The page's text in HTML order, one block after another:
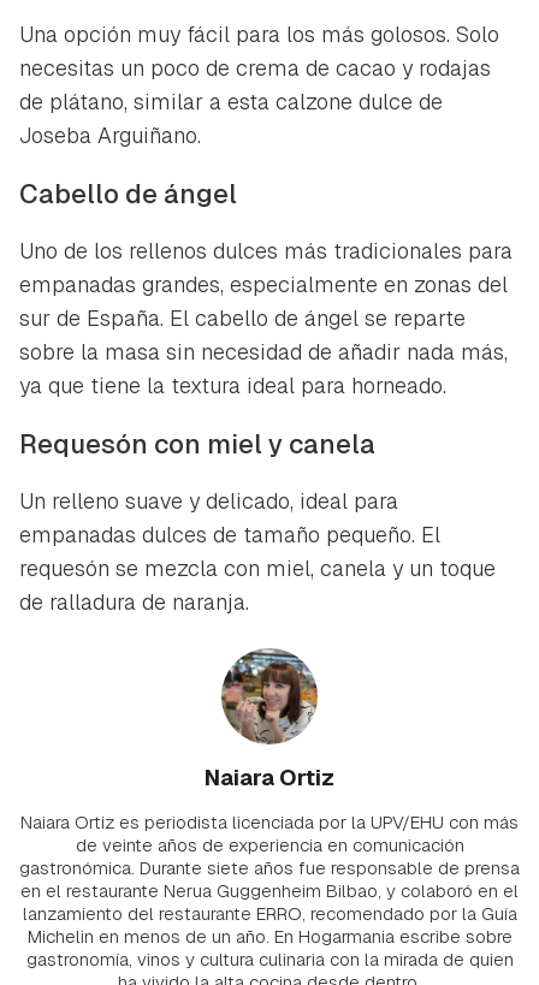
Una opción muy fácil para los más golosos. Solo
necesitas un poco de crema de cacao y rodajas
de plátano, similar a esta calzone dulce de
Joseba Arguiñano.
Cabello de ángel
Uno de los rellenos dulces más tradicionales para
empanadas grandes, especialmente en zonas del
sur de España. El cabello de ángel se reparte
sobre la masa sin necesidad de añadir nada más,
ya que tiene la textura ideal para horneado.
Requesón con miel y canela
Un relleno suave y delicado, ideal para
empanadas dulces de tamaño pequeño. El
requesón se mezcla con miel, canela y un toque
de ralladura de naranja.
Naiara Ortiz
Naiara Ortiz es periodista licenciada por la UPV/EHU con más
de veinte años de experiencia en comunicación
gastronómica. Durante siete años fue responsable de prensa
en el restaurante Nerua Guggenheim Bilbao, y colaboró en el
lanzamiento del restaurante ERRO, recomendado por la Guía
Michelin en menos de un año. En Hogarmania escribe sobre
gastronomía, vinos y cultura culinaria con la mirada de quien